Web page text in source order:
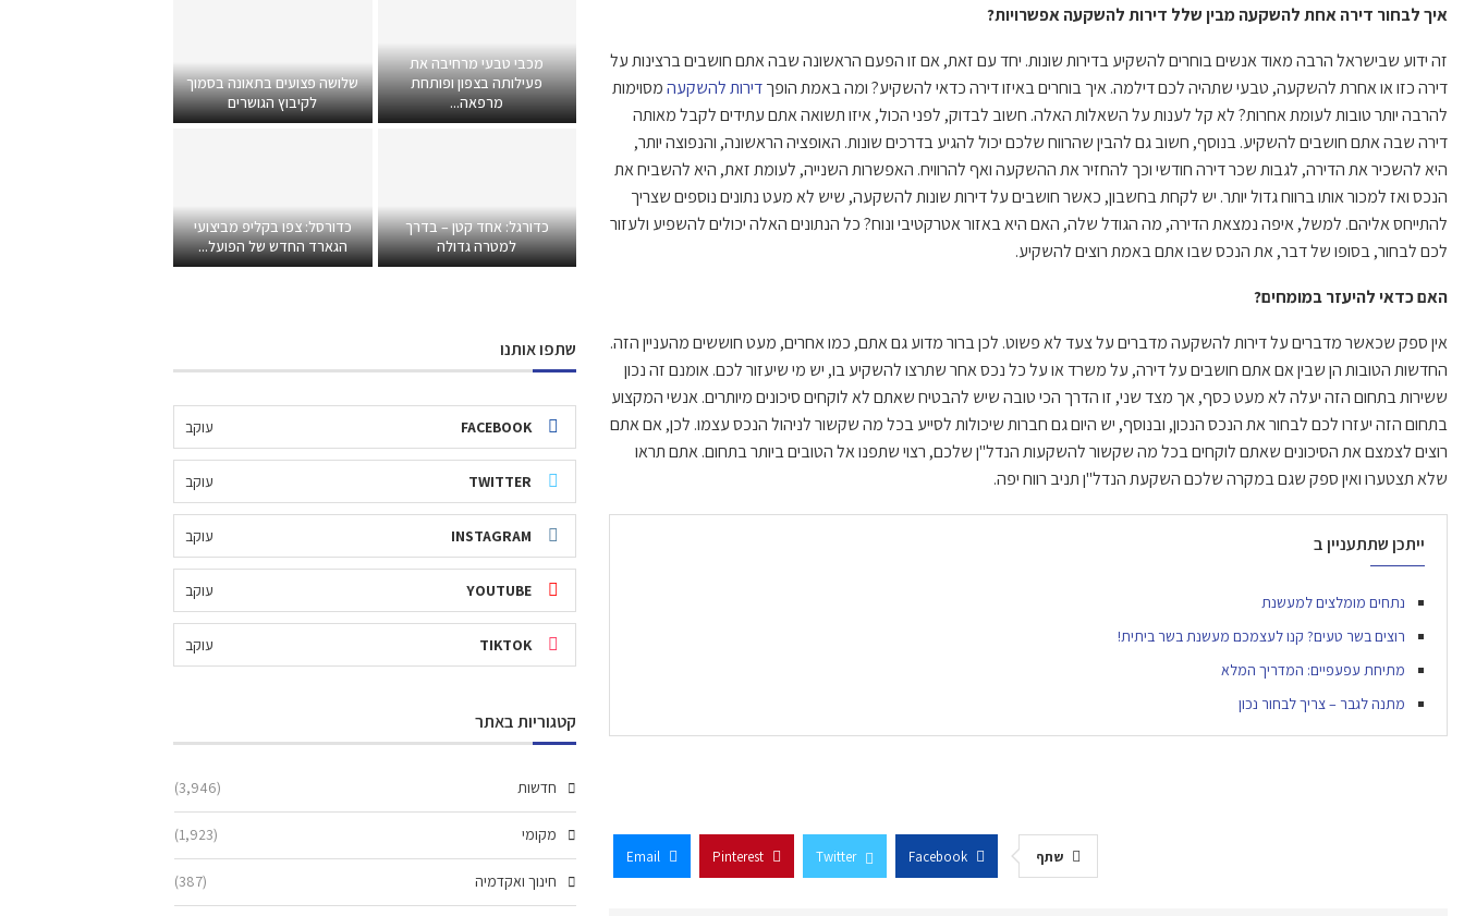
איך לבחור דירה אחת להשקעה מבין שלל דירות להשקעה אפשרויות?
זה ידוע שבישראל הרבה מאוד אנשים בוחרים להשקיע בדירות שונות. יחד עם זאת, אם זו הפעם הראשונה שבה אתם חושבים ברצינות על
דירה כזו או אחרת להשקעה, טבעי שתהיה לכם דילמה. איך בוחרים באיזו דירה כדאי להשקיע? ומה באמת הופךדירות להשקעהמסוימות
להרבה יותר טובות לעומת אחרות? לא קל לענות על השאלות האלה. חשוב לבדוק, לפני הכול, איזו תשואה אתם עתידים לקבל מאותה
דירה שבה אתם חושבים להשקיע. בנוסף, חשוב גם להבין שהרווח שלכם יכול להגיע בדרכים שונות. האופציה הראשונה, והנפוצה יותר,
היא להשכיר את הדירה, לגבות שכר דירה חודשי וכך להחזיר את ההשקעה ואף להרוויח. האפשרות השנייה, לעומת זאת, היא להשביח את
הנכס ואז למכור אותו ברווח גדול יותר. יש לקחת בחשבון, כאשר חושבים על דירות שונות להשקעה, שיש לא מעט נתונים נוספים שצריך
להתייחס אליהם. למשל, איפה נמצאת הדירה, מה הגודל שלה, האם היא באזור אטרקטיבי ונוח? כל הנתונים האלה יכולים להשפיע ולעזור
לכם לבחור, בסופו של דבר, את הנכס שבו אתם באמת רוצים להשקיע.
האם כדאי להיעזר במומחים?
אין ספק שכאשר מדברים על דירות להשקעה מדברים על צעד לא פשוט. לכן ברור מדוע גם אתם, כמו אחרים, מעט חוששים מהעניין הזה.
החדשות הטובות הן שבין אם אתם חושבים על דירה, על משרד או על כל נכס אחר שתרצו להשקיע בו, יש מי שיעזור לכם. אומנם זה נכון
ששירות בתחום הזה יעלה לא מעט כסף, אך מצד שני, זו הדרך הכי טובה שיש להבטיח שאתם לא לוקחים סיכונים מיותרים. אנשי המקצוע
בתחום הזה יעזרו לכם לבחור את הנכס הנכון, ובנוסף, יש היום גם חברות שיכולות לסייע בכל מה שקשור לניהול הנכס עצמו. לכן, אם אתם
רוצים לצמצם את הסיכונים שאתם לוקחים בכל מה שקשור להשקעות הנדל"ן שלכם, רצוי שתפנו אל הטובים ביותר בתחום. אתם תראו
שלא תצטערו ואין ספק שגם במקרה שלכם השקעת הנדל"ן תניב רווח יפה.
ייתכן שתתעניין ב
נתחים מומלצים למעשנת
רוצים בשר טעים? קנו לעצמכם מעשנת בשר ביתית!
מתיחת עפעפיים: המדריך המלא
מתנה לגבר – צריך לבחור נכון
שתף Facebook
Twitter
Pinterest
Email
מכבי טבעי מרחיבה את
פעילותה בצפון ופותחת
מרפאה...
שלושה פצועים בתאונה בסמוך
לקיבוץ הגושרים
כדורגל: אחד קטן – בדרך
למטרה גדולה
כדורסל: צפו בקליפ מביצועי
הגארד החדש של הפועל...
שתפו אותנו
FACEBOOK עוקב
TWITTER עוקב
INSTAGRAM עוקב
YOUTUBE עוקב
TIKTOK עוקב
קטגוריות באתר
חדשות (3,946)
מקומי (1,923)
חינוך ואקדמיה (387)